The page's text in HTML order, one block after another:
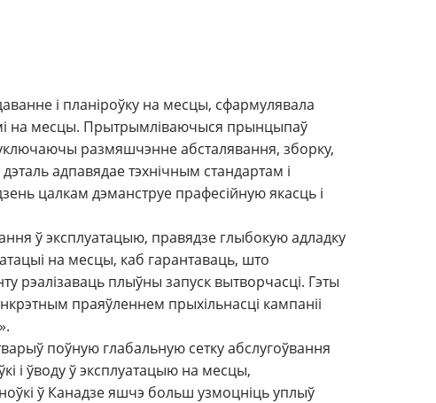
і планіроўку на месцы, сфармулявала
на месцы. Прытрымліваючыся прынцыпаў
уключаючы размяшчэнне абсталявання, зборку,
адпавядае тэхнічным стандартам і
цалкам дэманструе прафесійную якасць і
ў эксплуатацыю, правядзе глыбокую адладку
на месцы, каб гарантаваць, што
рэалізаваць плыўны запуск вытворчасці. Гэты
праяўленнем прыхільнасці кампаніі
поўную глабальную сетку абслугоўвання
і ўводу ў эксплуатацыю на месцы,
ў Канадзе яшчэ больш узмоцніць уплыў